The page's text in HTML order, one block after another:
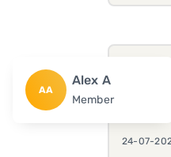
AA
Alex A
Member
24-07-